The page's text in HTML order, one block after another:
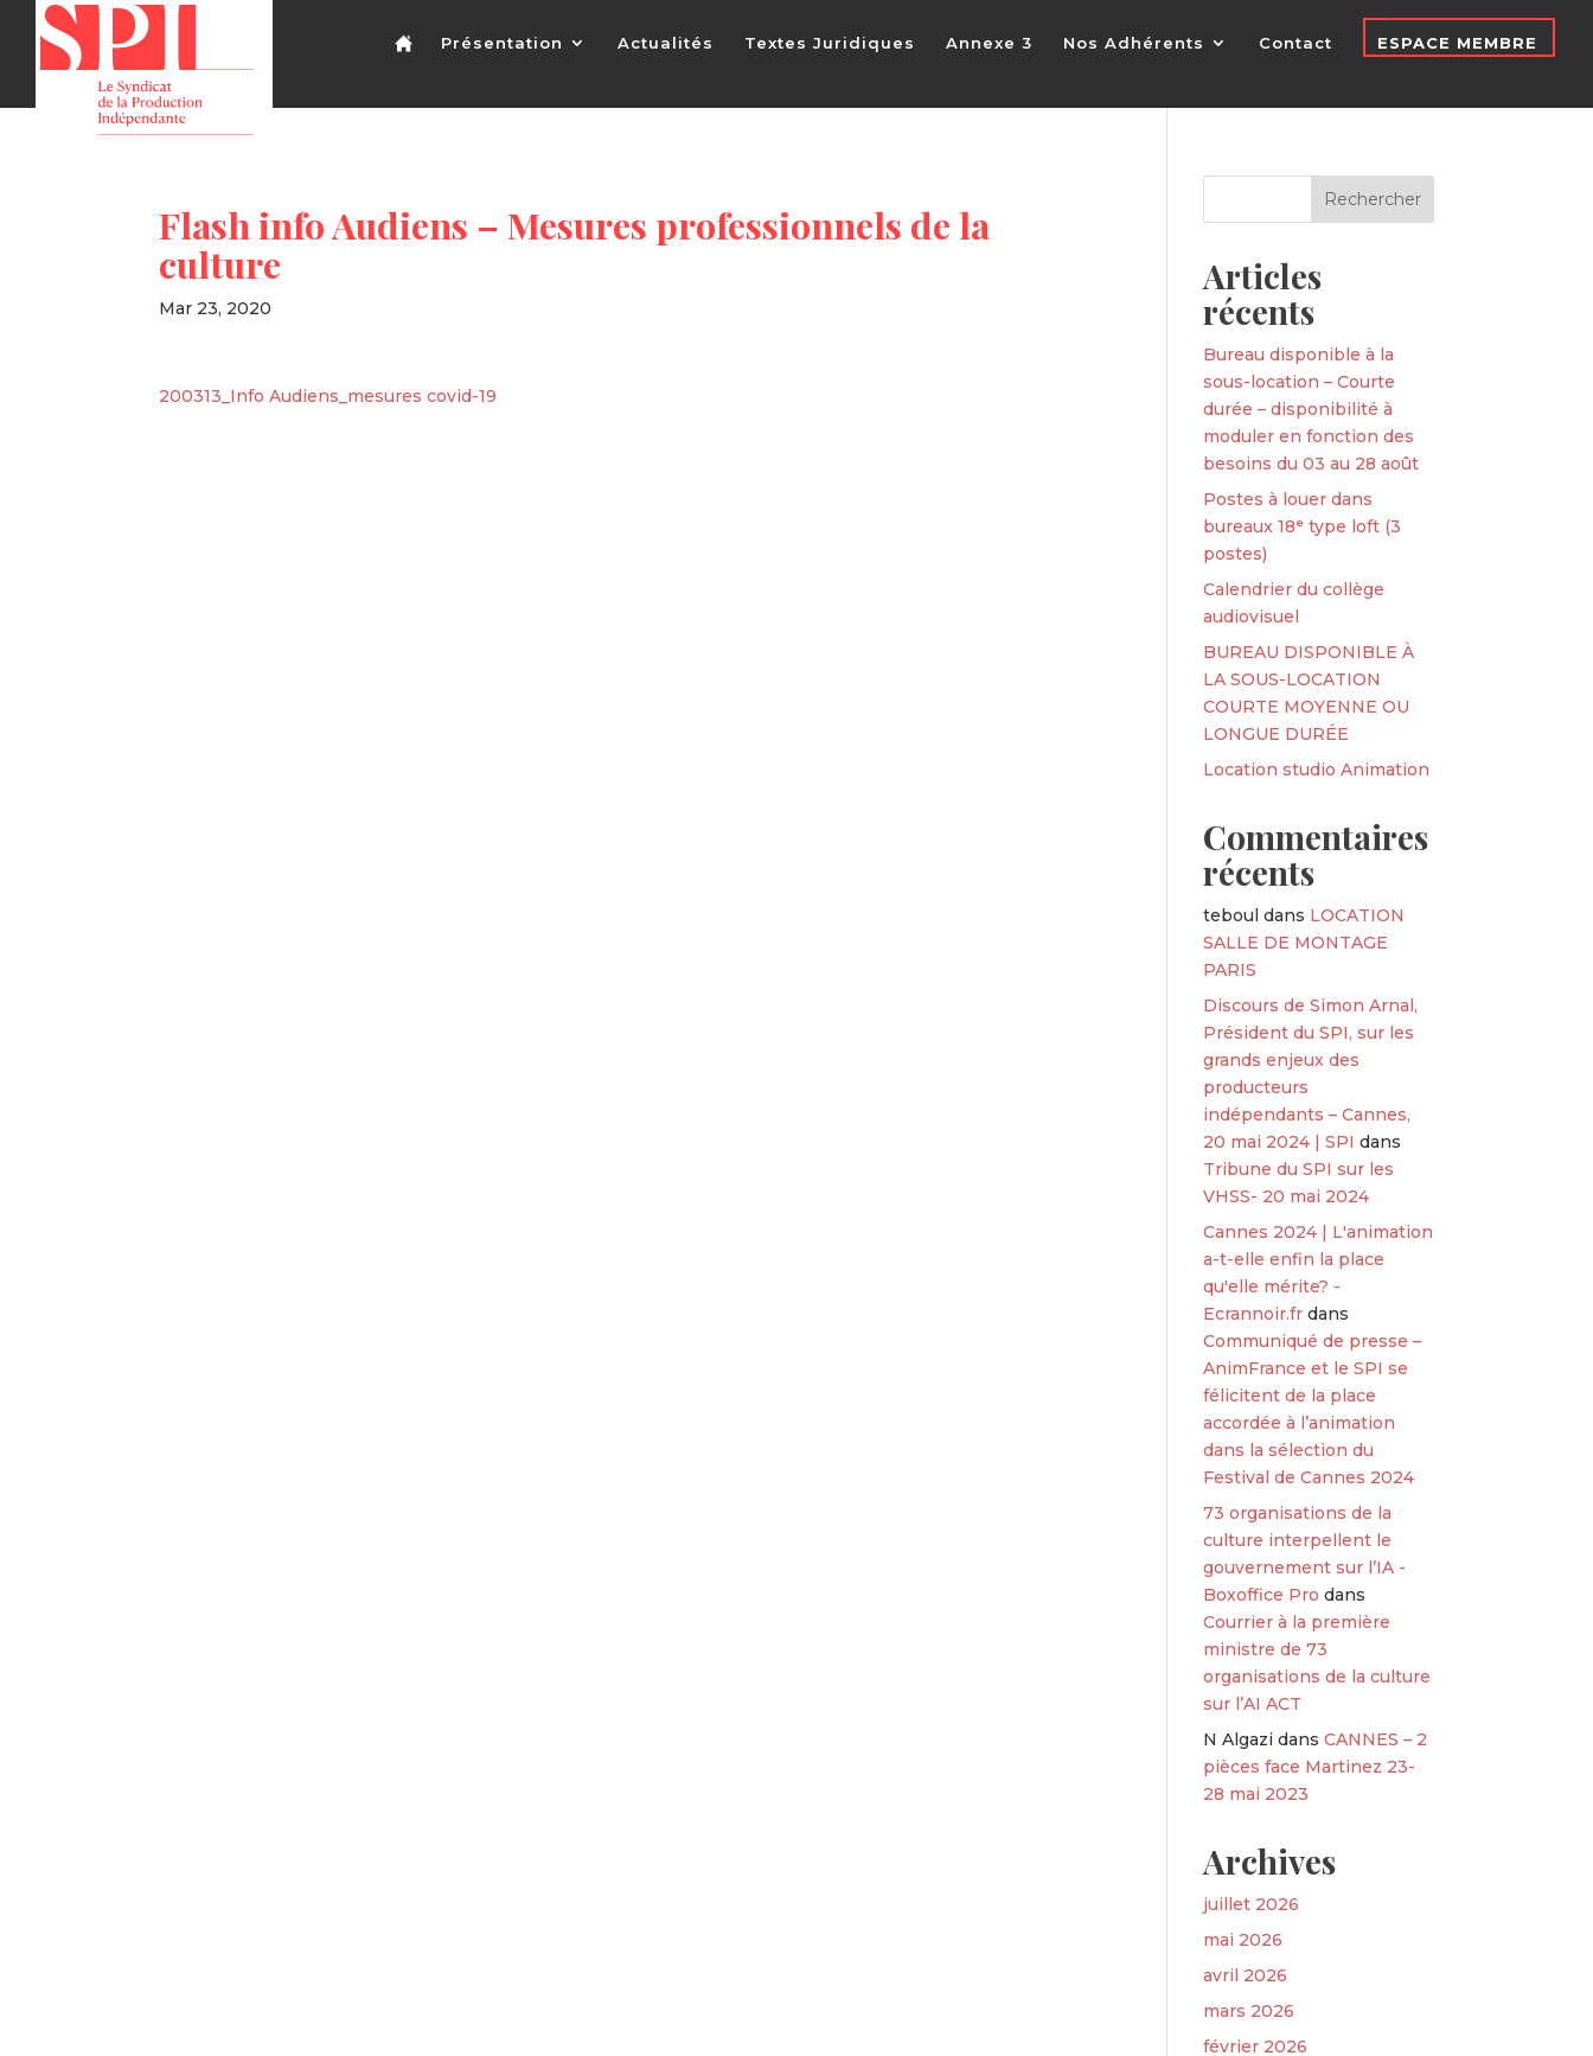
Présentation Actualités Textes Juridiques Annexe 3 Nos Adhérents Contact ESPACE MEMBRE
Flash info Audiens – Mesures professionnels de la
culture
Mar 23, 2020
200313_Info Audiens_mesures covid-19
Articles
récents
Bureau disponible à la
sous-location – Courte
durée – disponibilité à
moduler en fonction des
besoins du 03 au 28 août
Postes à louer dans
bureaux 18ᵉ type loft (3
postes)
Calendrier du collège
audiovisuel
BUREAU DISPONIBLE À
LA SOUS-LOCATION
COURTE MOYENNE OU
LONGUE DURÉE
Location studio Animation
Commentaires
récents
teboul dans LOCATION
SALLE DE MONTAGE
PARIS
Discours de Simon Arnal,
Président du SPI, sur les
grands enjeux des
producteurs
indépendants – Cannes,
20 mai 2024 | SPI dans
Tribune du SPI sur les
VHSS- 20 mai 2024
Cannes 2024 | L'animation
a-t-elle enfin la place
qu'elle mérite? -
Ecrannoir.fr dans
Communiqué de presse –
AnimFrance et le SPI se
félicitent de la place
accordée à l’animation
dans la sélection du
Festival de Cannes 2024
73 organisations de la
culture interpellent le
gouvernement sur l’IA -
Boxoffice Pro dans
Courrier à la première
ministre de 73
organisations de la culture
sur l’AI ACT
N Algazi dansCANNES – 2
pièces face Martinez 23-
28 mai 2023
Archives
juillet 2026
mai 2026
avril 2026
mars 2026
février 2026